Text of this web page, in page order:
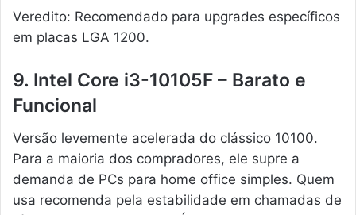
Veredito: Recomendado para upgrades específicos
em placas LGA 1200.
9. Intel Core i3-10105F – Barato e
Funcional
Versão levemente acelerada do clássico 10100.
Para a maioria dos compradores, ele supre a
demanda de PCs para home office simples. Quem
usa recomenda pela estabilidade em chamadas de